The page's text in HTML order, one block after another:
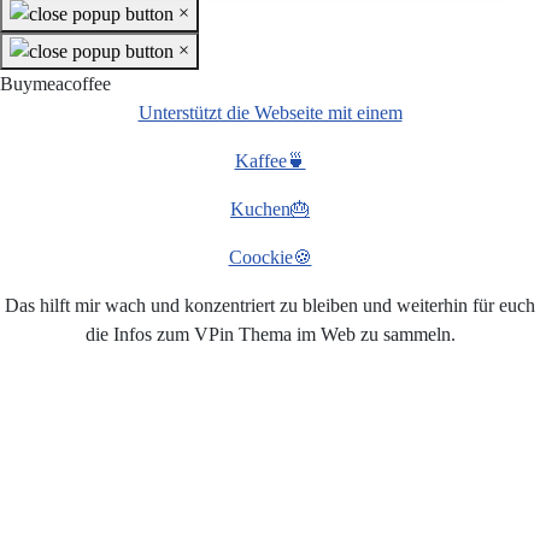
×
×
Buymeacoffee
Unterstützt die Webseite mit einem
Kaffee🍵
Kuchen🎂
Coockie🍪
Das hilft mir wach und konzentriert zu bleiben und weiterhin für euch
die Infos zum VPin Thema im Web zu sammeln.